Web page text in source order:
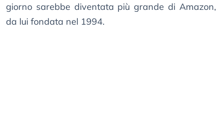
giorno sarebbe diventata più grande di Amazon,
da lui fondata nel 1994.